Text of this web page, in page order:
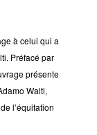
à celui qui a
Préfacé par
présente
Walti,
l’équitation